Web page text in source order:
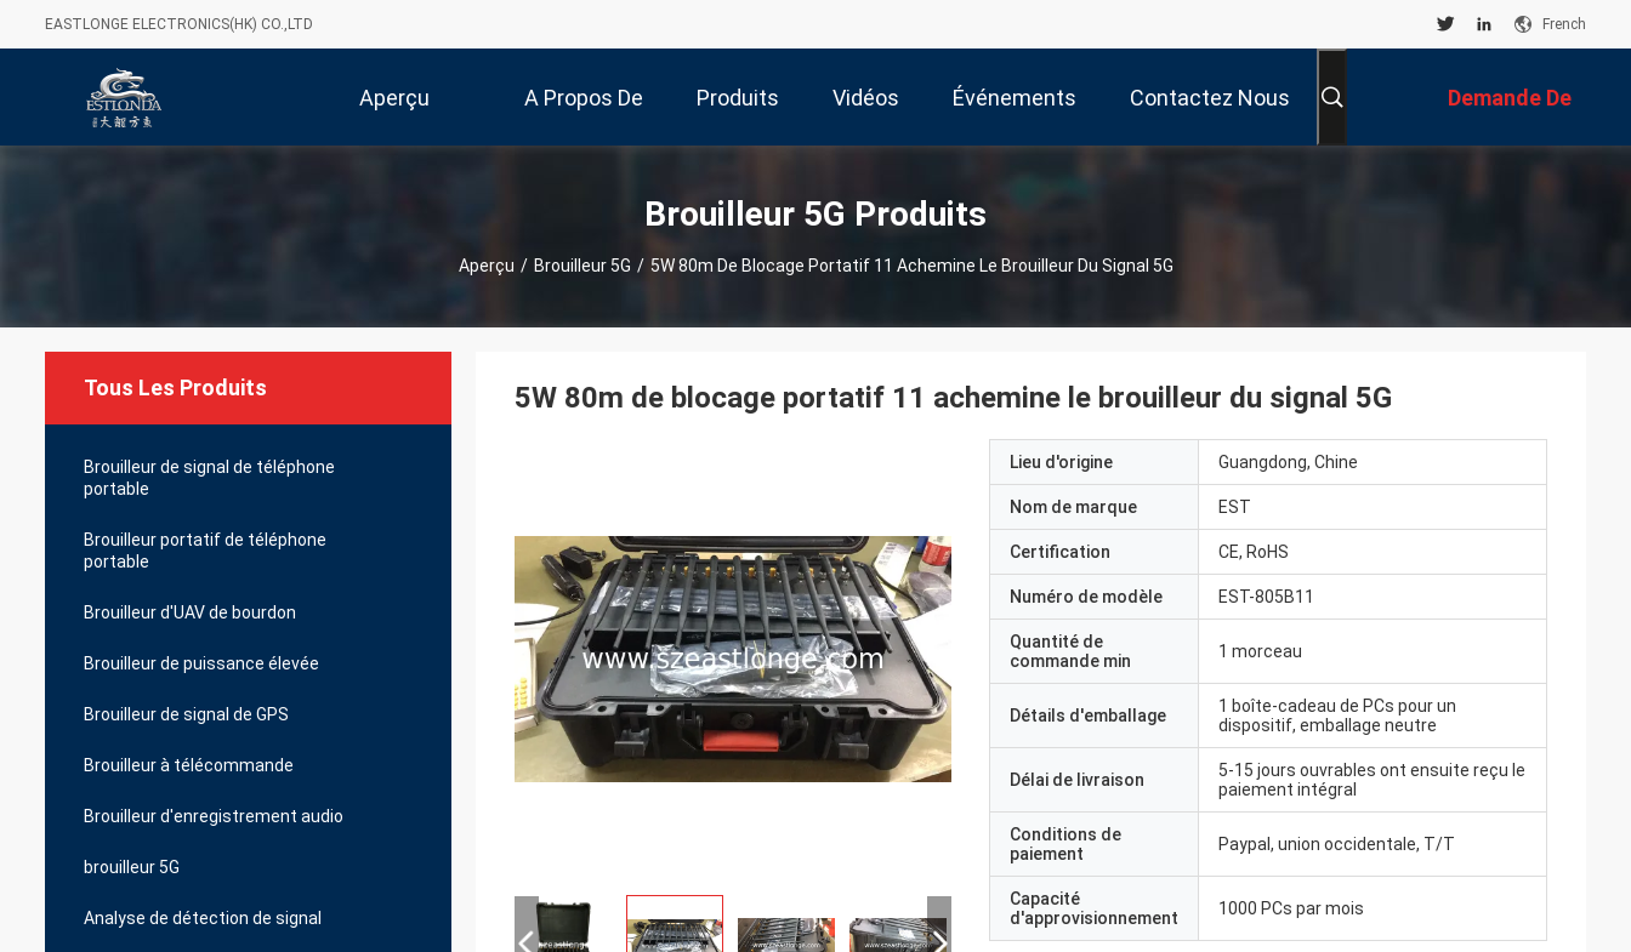
EASTLONGE ELECTRONICS(HK) CO.,LTD French
Aperçu A Propos De Produits Vidéos Événements Contactez Nous Demande De
Soumission
Brouilleur 5G Produits
Aperçu / Brouilleur 5G / 5W 80m De Blocage Portatif 11 Achemine Le Brouilleur Du Signal 5G
Tous Les Produits
Brouilleur de signal de téléphone
portable
Brouilleur portatif de téléphone
portable
Brouilleur d'UAV de bourdon
Brouilleur de puissance élevée
Brouilleur de signal de GPS
Brouilleur à télécommande
Brouilleur d'enregistrement audio
brouilleur 5G
Analyse de détection de signal
5W 80m de blocage portatif 11 achemine le brouilleur du signal 5G
Lieu d'origine Guangdong, Chine
Nom de marque EST
Certification CE, RoHS
Numéro de modèle EST-805B11
Quantité de
commande min
1 morceau
Détails d'emballage
1 boîte-cadeau de PCs pour un
dispositif, emballage neutre
Délai de livraison
5-15 jours ouvrables ont ensuite reçu le
paiement intégral
Conditions de
paiement
Paypal, union occidentale, T/T
Capacité
d'approvisionnement
1000 PCs par mois